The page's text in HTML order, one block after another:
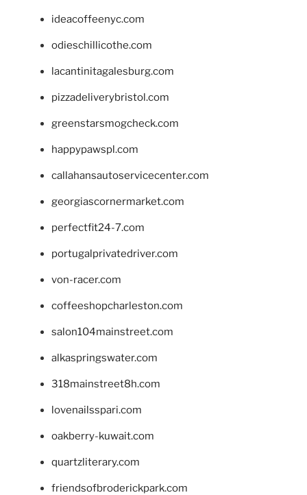
ideacoffeenyc.com
odieschillicothe.com
lacantinitagalesburg.com
pizzadeliverybristol.com
greenstarsmogcheck.com
happypawspl.com
callahansautoservicecenter.com
georgiascornermarket.com
perfectfit24-7.com
portugalprivatedriver.com
von-racer.com
coffeeshopcharleston.com
salon104mainstreet.com
alkaspringswater.com
318mainstreet8h.com
lovenailsspari.com
oakberry-kuwait.com
quartzliterary.com
friendsofbroderickpark.com